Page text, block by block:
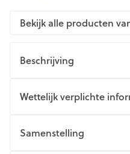
Bekijk alle producten
Beschrijving
Wettelijk verplichte
Samenstelling